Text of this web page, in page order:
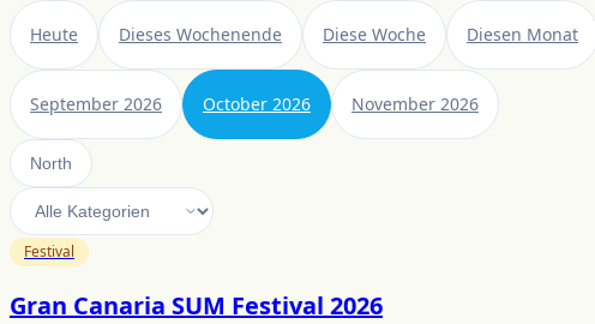
Heute Dieses Wochenende Diese Woche Diesen Monat
September 2026 October 2026 November 2026
North
Festival
Gran Canaria SUM Festival 2026